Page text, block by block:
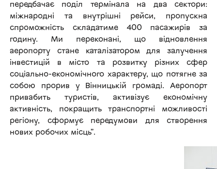
передбачає поділ термінала на два сектори:
міжнародні та внутрішні рейси, пропускна
спроможність складатиме 400 пасажирів за
годину. Ми переконані, що відновлення
аеропорту стане каталізатором для залучення
інвестицій в місто та розвитку різних сфер
соціально-економічного характеру, що потягне за
собою прорив у Вінницькій громаді. Аеропорт
привабить туристів, активізує економічну
активність, покращить транспортні можливості
регіону, сформує передумови для створення
нових робочих місць”.